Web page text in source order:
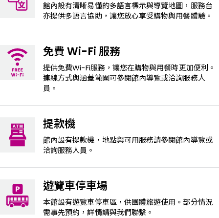
樓層平面圖
搜尋永旺夢樂城
館內設有清晰易懂的多語言標示與導覽地圖，服務台
亦提供多語言協助，讓您放心享受購物與用餐體驗。
免費 Wi-Fi 服務
提供免費Wi-Fi服務，讓您在購物與用餐時更加便利。
連線方式與涵蓋範圍可參閱館內導覽或洽詢服務人
員。
提款機
館內設有提款機，地點與可用服務請參閱館內導覽或
洽詢服務人員。
遊覽車停車場
本館設有遊覽車停車區，供團體旅遊使用。部分情況
需事先預約，詳情請與我們聯繫。